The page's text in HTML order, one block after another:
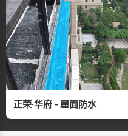
正荣·华府 - 屋面防水